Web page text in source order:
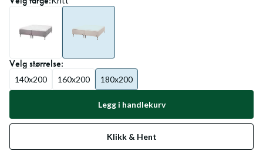
Velgstørrelse:
140x200 160x200 180x200
Legg i handlekurv
Klikk & Hent